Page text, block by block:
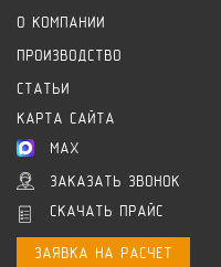
О КОМПАНИИ
ПРОИЗВОДСТВО
СТАТЬИ
КАРТА САЙТА
MAX
ЗАКАЗАТЬ ЗВОНОК
СКАЧАТЬ ПРАЙС
ЗАЯВКА НА РАСЧЕТ